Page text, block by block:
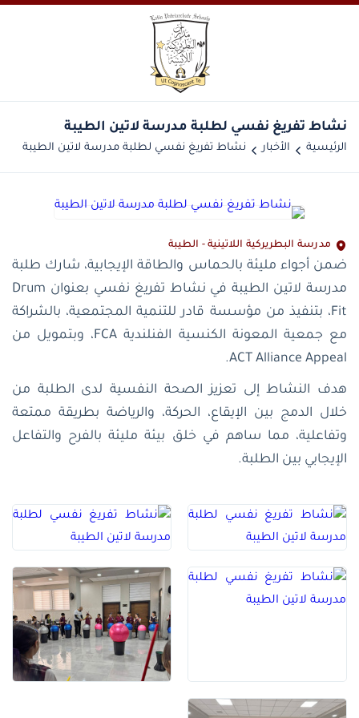
الرئيسية الأخبار
مدرسة البطريركية اللاتينية - الطيبة
ضمن أجواء مليئة بالحماس والطاقة الإيجابية، شارك طلبة
مدرسة لاتين الطيبة في نشاط تفريغ نفسي بعنوان Drum
Fit، بتنفيذ من مؤسسة قادر للتنمية المجتمعية، بالشراكة
مع جمعية المعونة الكنسية الفنلندية FCA، وبتمويل من
ACT Alliance Appeal.
هدف النشاط إلى تعزيز الصحة النفسية لدى الطلبة من
خلال الدمج بين الإيقاع، الحركة، والرياضة بطريقة ممتعة
وتفاعلية، مما ساهم في خلق بيئة مليئة بالفرح والتفاعل
الإيجابي بين الطلبة.